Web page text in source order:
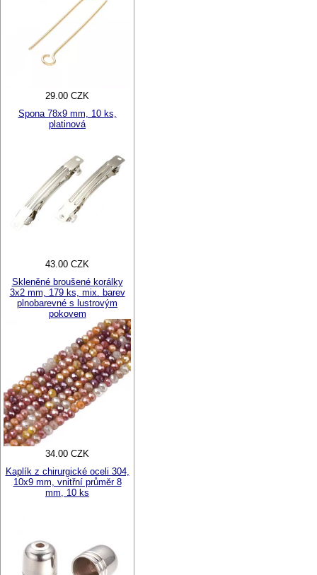
29.00 CZK
Spona 78x9 mm, 10 ks,
platinová
43.00 CZK
Skleněné broušené korálky
3x2 mm, 179 ks, mix. barev
plnobarevné s lustrovým
pokovem
34.00 CZK
Kaplík z chirurgické oceli 304,
10x9 mm, vnitřní průměr 8
mm, 10 ks